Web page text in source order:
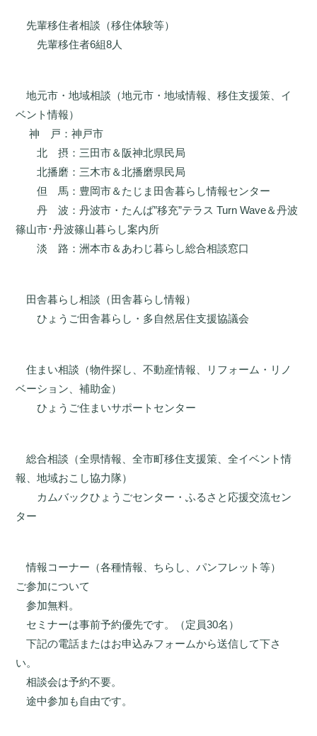
先輩移住者相談（移住体験等）
先輩移住者6組8人
地元市・地域相談（地元市・地域情報、移住支援策、イ
ベント情報）
神 戸：神戸市
北 摂：三田市＆阪神北県民局
北播磨：三木市＆北播磨県民局
但 馬：豊岡市＆たじま田舎暮らし情報センター
丹 波：丹波市・たんば”移充”テラス Turn Wave＆丹波
篠山市･丹波篠山暮らし案内所
淡 路：洲本市＆あわじ暮らし総合相談窓口
田舎暮らし相談（田舎暮らし情報）
ひょうご田舎暮らし・多自然居住支援協議会
住まい相談（物件探し、不動産情報、リフォーム・リノ
ベーション、補助金）
ひょうご住まいサポートセンター
総合相談（全県情報、全市町移住支援策、全イベント情
報、地域おこし協力隊）
カムバックひょうごセンター・ふるさと応援交流セン
ター
情報コーナー（各種情報、ちらし、パンフレット等）
ご参加について
参加無料。
セミナーは事前予約優先です。（定員30名）
下記の電話またはお申込みフォームから送信して下さ
い。
相談会は予約不要。
途中参加も自由です。